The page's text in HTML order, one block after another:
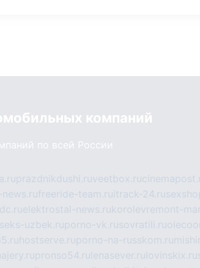
компаний
по всей России
prazdnikdushi.ruveetbox.ru
freeride-team.ru itrack-24.ru
elektrostal-news.rukorolevremont-
seks-uzbek.ruporno-vk.rusovratili.ru
hostserve.ruporno-na-russkom.ru
pronso54.ru lenasever.ru lovinskix.ru